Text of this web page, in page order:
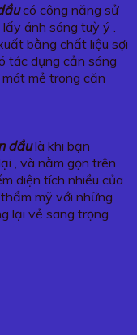
có công năng sử
ánh sáng tuỳ ý .
bằng chất liệu sợi
tác dụng cản sáng
mẻ trong căn
dầulà khi bạn
, và nằm gọn trên
diện tích nhiều của
mỹ với những
lại vẻ sang trọng